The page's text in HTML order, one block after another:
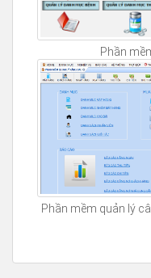
Phần
Phần mềm quản lý